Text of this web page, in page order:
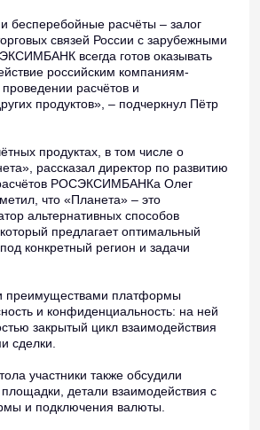
бесперебойные расчёты – залог
связей России с зарубежными
всегда готов оказывать
российским компаниям-
расчётов и
продуктов», – подчеркнул Пётр
продуктах, в том числе о
рассказал директор по развитию
РОСЭКСИМБАНКа Олег
что «Планета» – это
альтернативных способов
предлагает оптимальный
конкретный регион и задачи
преимуществами платформы
и конфиденциальность: на ней
закрытый цикл взаимодействия
сделки.
участники также обсудили
детали взаимодействия с
и подключения валюты.